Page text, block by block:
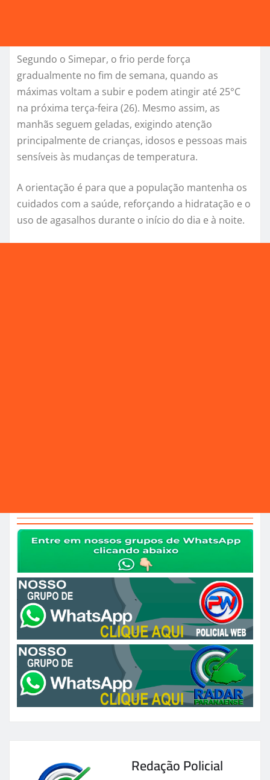
Segundo o Simepar, o frio perde força
gradualmente no fim de semana, quando as
máximas voltam a subir e podem atingir até 25°C
na próxima terça-feira (26). Mesmo assim, as
manhãs seguem geladas, exigindo atenção
principalmente de crianças, idosos e pessoas mais
sensíveis às mudanças de temperatura.
A orientação é para que a população mantenha os
cuidados com a saúde, reforçando a hidratação e o
uso de agasalhos durante o início do dia e à noite.
Redação Policial